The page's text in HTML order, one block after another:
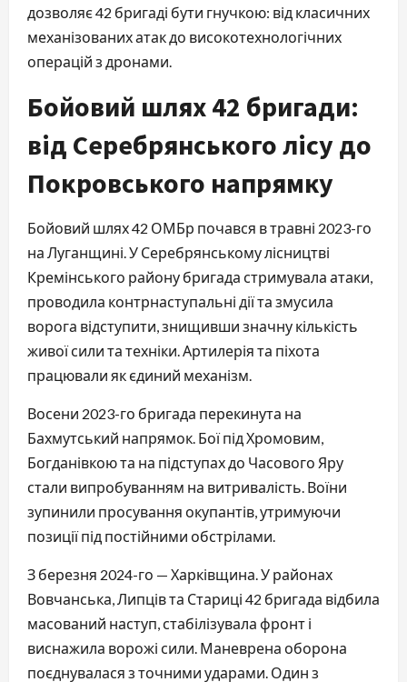
дозволяє 42 бригаді бути гнучкою: від класичних
механізованих атак до високотехнологічних
операцій з дронами.
Бойовий шлях 42 бригади:
від Серебрянського лісу до
Покровського напрямку
Бойовий шлях 42 ОМБр почався в травні 2023-го
на Луганщині. У Серебрянському лісництві
Кремінського району бригада стримувала атаки,
проводила контрнаступальні дії та змусила
ворога відступити, знищивши значну кількість
живої сили та техніки. Артилерія та піхота
працювали як єдиний механізм.
Восени 2023-го бригада перекинута на
Бахмутський напрямок. Бої під Хромовим,
Богданівкою та на підступах до Часового Яру
стали випробуванням на витривалість. Воїни
зупинили просування окупантів, утримуючи
позиції під постійними обстрілами.
З березня 2024-го — Харківщина. У районах
Вовчанська, Липців та Стариці 42 бригада відбила
масований наступ, стабілізувала фронт і
виснажила ворожі сили. Маневрена оборона
поєднувалася з точними ударами. Один з